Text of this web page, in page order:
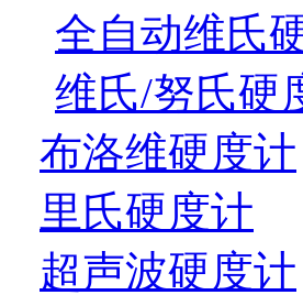
全自动维氏
维氏/努氏硬
布洛维硬度计
里氏硬度计
超声波硬度计